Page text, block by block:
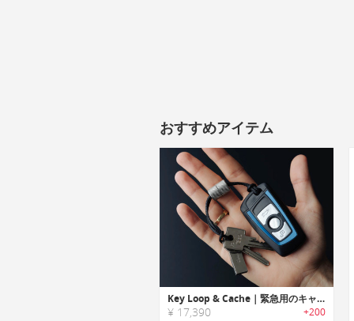
おすすめアイテム
Key Loop & Cache｜緊急用のキャッシュを持ち運べるキーチェーン「キーループ＆キャッシュ」
¥ 17,390 +200